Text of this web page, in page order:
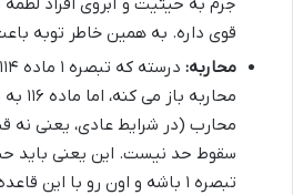
قوی داره. به همین خاطر توبه
محاربه:
محارب (در شرایط عادی، یعنی نه
سقوط حد نیست. این یعنی باید
تبصره ۱ باشه و اون رو با این قاعده کلی اشتباه نگیریم.